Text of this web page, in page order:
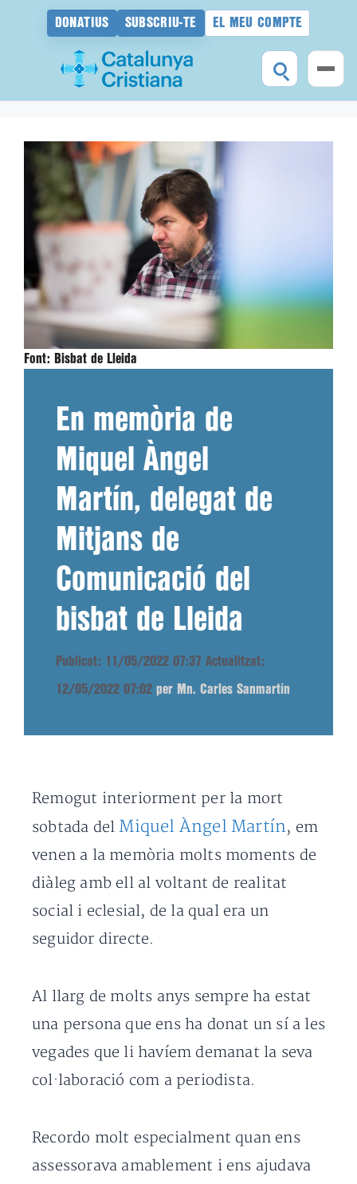
DONATIUS SUBSCRIU-TE EL MEU COMPTE
contingut
Font: Bisbat de Lleida
En memòria de
Miquel Àngel
Martín, delegat de
Mitjans de
Comunicació del
bisbat de Lleida
Publicat: 11/05/2022 07:37 Actualitzat:
12/05/2022 07:02 per Mn. Carles Sanmartín
Remogut interiorment per la mort
sobtada delMiquel Àngel Martín, em
venen a la memòria molts moments de
diàleg amb ell al voltant de realitat
social i eclesial, de la qual era un
seguidor directe.
Al llarg de molts anys sempre ha estat
una persona que ens ha donat un sí a les
vegades que li havíem demanat la seva
col·laboració com a periodista.
Recordo molt especialment quan ens
assessorava amablement i ens ajudava